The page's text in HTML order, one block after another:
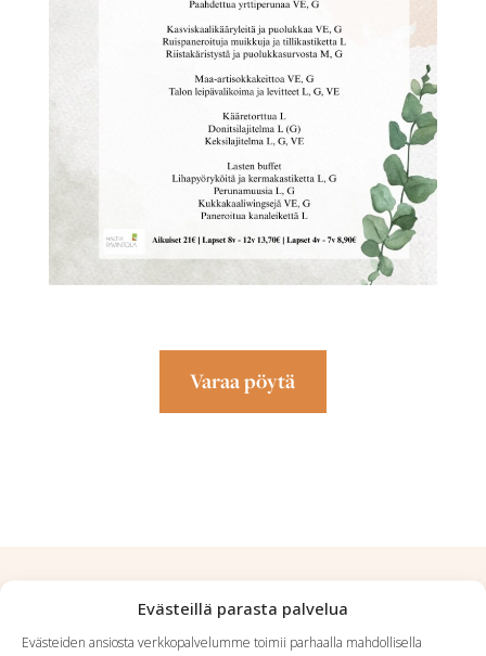
Evästeillä parasta palvelua
Evästeiden ansiosta verkkopalvelumme toimii parhaalla mahdollisella
Varaa pöytä
Sinua saattaa myös kiinnostaa